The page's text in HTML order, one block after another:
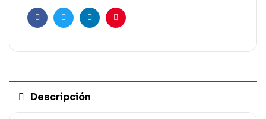
FacebookTwitterLinkedinPinterest
Descripción